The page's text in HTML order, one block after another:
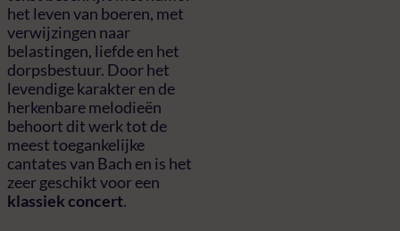
het leven van boeren, met
verwijzingen naar
belastingen, liefde en het
dorpsbestuur. Door het
levendige karakter en de
herkenbare melodieën
behoort dit werk tot de
meest toegankelijke
cantates van Bach en is het
zeer geschikt voor een
klassiek concert.